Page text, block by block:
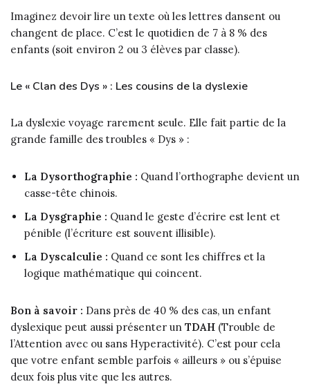
Imaginez devoir lire un texte où les lettres dansent ou
changent de place. C’est le quotidien de 7 à 8 % des
enfants (soit environ 2 ou 3 élèves par classe).
Le « Clan des Dys » : Les cousins de la dyslexie
La dyslexie voyage rarement seule. Elle fait partie de la
grande famille des troubles « Dys » :
La Dysorthographie : Quand l’orthographe devient un
casse-tête chinois.
La Dysgraphie : Quand le geste d’écrire est lent et
pénible (l’écriture est souvent illisible).
La Dyscalculie : Quand ce sont les chiffres et la
logique mathématique qui coincent.
Bon à savoir : Dans près de 40 % des cas, un enfant
dyslexique peut aussi présenter un TDAH (Trouble de
l’Attention avec ou sans Hyperactivité). C’est pour cela
que votre enfant semble parfois « ailleurs » ou s’épuise
deux fois plus vite que les autres.